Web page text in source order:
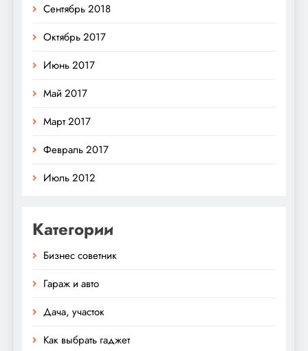
Сентябрь 2018
Октябрь 2017
Июнь 2017
Май 2017
Март 2017
Февраль 2017
Июль 2012
Категории
Бизнес советник
Гараж и авто
Дача, участок
Как выбрать гаджет